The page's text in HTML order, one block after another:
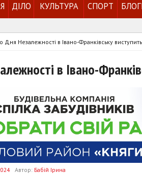
ДІЛО КУЛЬТУРА СПОРТ
Дня Незалежності в Івано-Франківську виступить
в Івано-
Автор: Бабій Ірина